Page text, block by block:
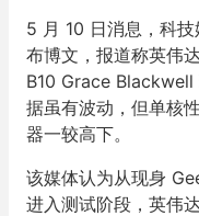
5 月 10 日消息，科
布博文，报道称英伟
B10 Grace Blackwell
据虽有波动，但单核
器一较高下。
该媒体认为从现身
进入测试阶段，英伟